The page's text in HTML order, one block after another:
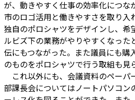
が、動きやすく仕事の効率化につな
市のロゴ活用と働きやすさを取り入
独自のポロシャツをデザインし、希
ルビズ下の業務がやりやすくなった
伝にもつながった。また議員にも購
のものをポロシャツで行う取組も見
これ以外にも、会議資料のペーパ
部課長会についてはノートパソコン